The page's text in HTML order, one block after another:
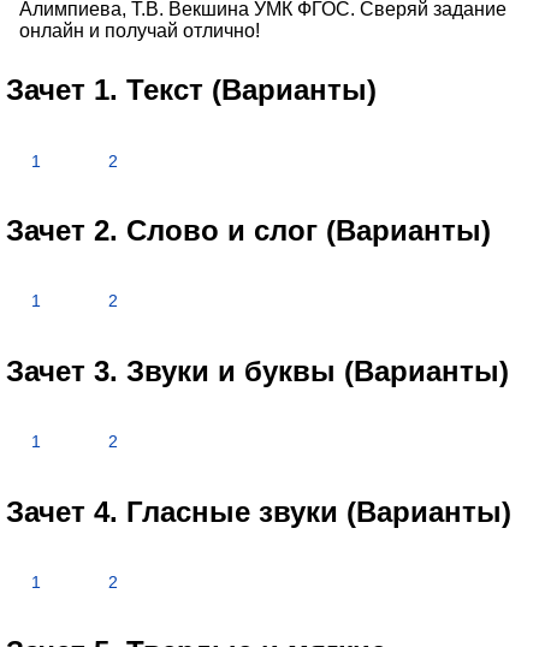
Алимпиева, Т.В. Векшина УМК ФГОС. Сверяй задание
онлайн и получай отлично!
Зачет 1. Текст (Варианты)
1 2
Зачет 2. Слово и слог (Варианты)
1 2
Зачет 3. Звуки и буквы (Варианты)
1 2
Зачет 4. Гласные звуки (Варианты)
1 2